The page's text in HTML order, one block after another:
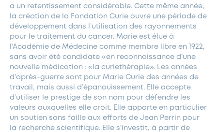
a un retentissement considérable. Cette même année,
la création de la Fondation Curie ouvre une période de
développement dans l’utilisation des rayonnements
pour le traitement du cancer. Marie est élue à
l’Académie de Médecine comme membre libre en 1922,
sans avoir été candidate «en reconnaissance d’une
nouvelle médication : «la curiethérapie». Les années
d’après-guerre sont pour Marie Curie des années de
travail, mais aussi d’épanouissement. Elle accepte
d’utiliser le prestige de son nom pour défendre les
valeurs auxquelles elle croit. Elle apporte en particulier
un soutien sans faille aux efforts de Jean Perrin pour
la recherche scientifique. Elle s’investit, à partir de